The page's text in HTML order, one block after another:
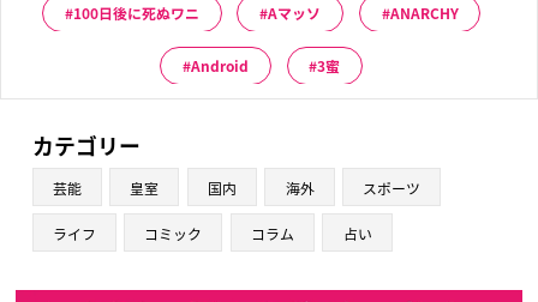
100日後に死ぬワニ Aマッソ ANARCHY
Android 3蜜
カテゴリー
芸能 皇室 国内 海外 スポーツ
ライフ コミック コラム 占い